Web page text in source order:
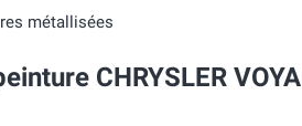
métallisées
CHRYSLER